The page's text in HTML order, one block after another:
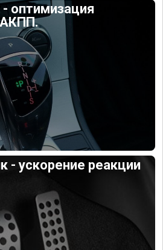
оптимизация
- ускорение реакции